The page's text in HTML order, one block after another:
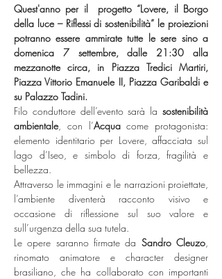
Quest'anno per il  progetto “Lovere, il Borgo
della luce – Riflessi di sostenibilità” le proiezioni
potranno essere ammirate tutte le sere sino a
domenica 7 settembre, dalle 21:30 alla
mezzanotte circa, in Piazza Tredici Martiri,
Piazza Vittorio Emanuele II, Piazza Garibaldi e
su Palazzo Tadini.
Filo conduttore dell’evento sarà la sostenibilità
ambientale, con l’Acqua come protagonista:
elemento identitario per Lovere, affacciata sul
lago d’Iseo, e simbolo di forza, fragilità e
bellezza.
Attraverso le immagini e le narrazioni proiettate,
l’ambiente diventerà racconto visivo e
occasione di riflessione sul suo valore e
sull’urgenza della sua tutela.
Le opere saranno firmate da Sandro Cleuzo,
rinomato animatore e character designer
brasiliano, che ha collaborato con importanti